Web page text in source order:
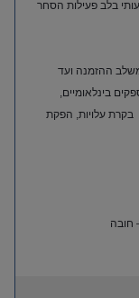
בלב פעילות הסחר
ההזמנה ועד
בינלאומיים,
בקרת עלויות, הפקת
חובה